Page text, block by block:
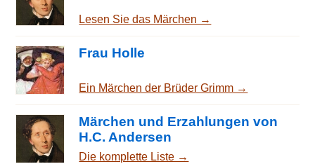
Lesen Sie das Märchen →
Frau Holle
Ein Märchen der Brüder Grimm →
Märchen und Erzahlungen von
H.C. Andersen
Die komplette Liste →